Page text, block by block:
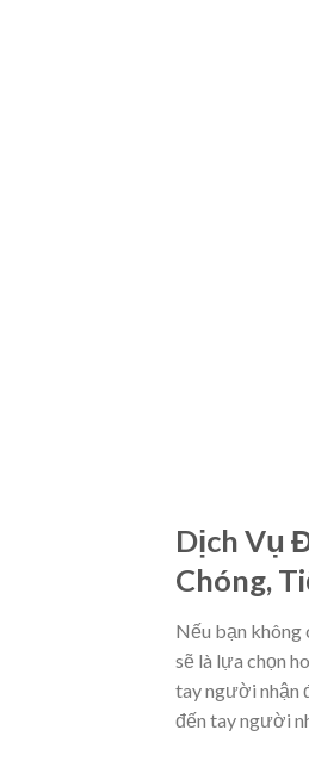
Dịch Vụ
Chóng,
Nếu bạn không
sẽ là lựa chọn
tay người nhận
đến tay người